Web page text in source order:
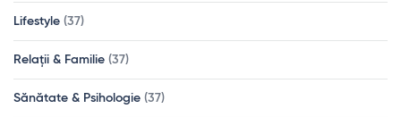
Lifestyle (37)
Relații & Familie (37)
Sănătate & Psihologie (37)